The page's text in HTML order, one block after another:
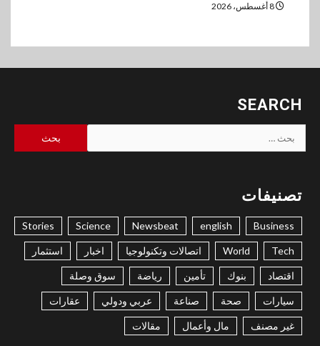
SEARCH
عن:
تصنيفات
Business
english
Newsbeat
Science
Stories
Tech
World اتصالات وتكنولوجيا اخبار استثمار
اقتصاد بنوك تأمين رياضة سوق وصلة
سيارات صحة صناعة عربي ودولي عقارات
غير مصنف مال وأعمال مقالات